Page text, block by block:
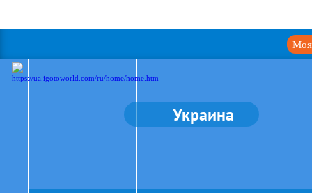
Моя
Украина